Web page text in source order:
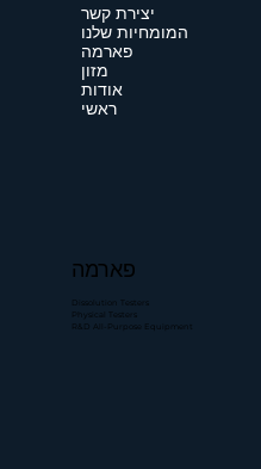
יצירת קשר
המומחיות שלנו
פארמה
מזון
אודות
ראשי
פארמה
Dissolution Testers
Physical Testers
R&D All-Purpose Equipment